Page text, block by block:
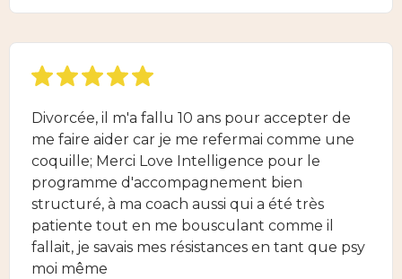
Divorcée, il m'a fallu 10 ans pour accepter de
me faire aider car je me refermai comme une
coquille; Merci Love Intelligence pour le
programme d'accompagnement bien
structuré, à ma coach aussi qui a été très
patiente tout en me bousculant comme il
fallait, je savais mes résistances en tant que psy
moi même